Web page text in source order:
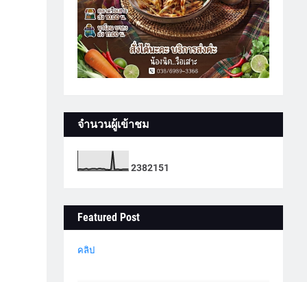
จำนวนผู้เข้าชม
2382151
Featured Post
คลิป